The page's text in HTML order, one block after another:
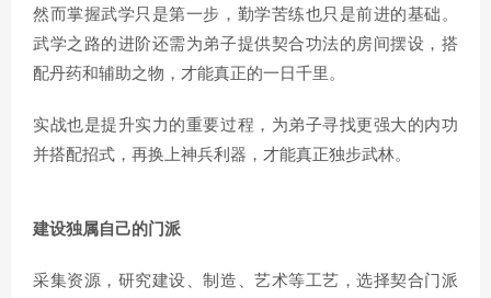
然而掌握武学只是第一步，勤学苦练也只是前进的基础。
武学之路的进阶还需为弟子提供契合功法的房间摆设，搭
配丹药和辅助之物，才能真正的一日千里。
实战也是提升实力的重要过程，为弟子寻找更强大的内功
并搭配招式，再换上神兵利器，才能真正独步武林。
建设独属自己的门派
采集资源，研究建设、制造、艺术等工艺，选择契合门派